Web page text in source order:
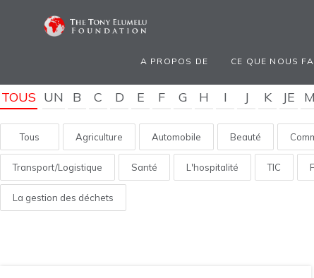
A PROPOS DE CE QUE NOUS
TOUS UN B C D E F G H I J K JE M
Tous Agriculture Automobile Beauté
Transport/Logistique Santé L'hospitalité TIC
La gestion des déchets